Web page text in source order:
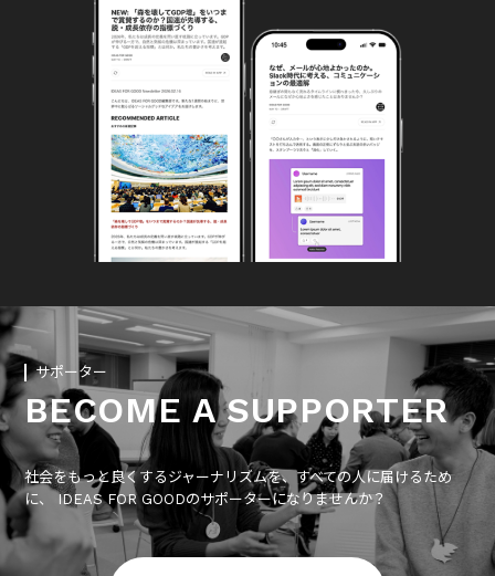
サポーター
BECOME A SUPPORTER
社会をもっと良くするジャーナリズムを、すべての人に届けるため
に、 IDEAS FOR GOODのサポーターになりませんか？